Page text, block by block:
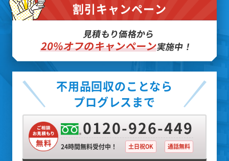
割引キャンペーン
見積もり価格から
20%オフのキャンペーン実施中！
不用品回収のことなら
プログレスまで
0120-926-449
24時間無料受付中！ 土日祝OK 通話無料